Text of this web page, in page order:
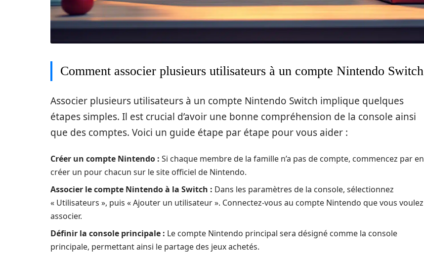
Comment associer plusieurs utilisateurs à un compte Nintendo Switch
Associer plusieurs utilisateurs à un compte Nintendo Switch implique quelques
étapes simples. Il est crucial d’avoir une bonne compréhension de la console ainsi
que des comptes. Voici un guide étape par étape pour vous aider :
Créer un compte Nintendo : Si chaque membre de la famille n’a pas de compte, commencez par en
créer un pour chacun sur le site officiel de Nintendo.
Associer le compte Nintendo à la Switch : Dans les paramètres de la console, sélectionnez
« Utilisateurs », puis « Ajouter un utilisateur ». Connectez-vous au compte Nintendo que vous voulez
associer.
Définir la console principale : Le compte Nintendo principal sera désigné comme la console
principale, permettant ainsi le partage des jeux achetés.